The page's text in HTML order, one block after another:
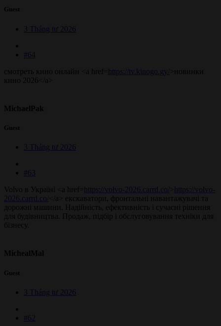
Guest
3 Tháng tư 2026
#64
смотреть кино онлайн <a href=
https://tv.kinogo.gy/
>новинки
кино 2026</a>
MichaelPak
Guest
3 Tháng tư 2026
#63
Volvo в Україні <a href=
https://volvo-2026.carrd.co/
https://volvo-
2026.carrd.co/
</a> екскаватори, фронтальні навантажувачі та
дорожні машини. Надійність, ефективність і сучасні рішення
для будівництва. Продаж, підбір і обслуговування техніки для
бізнесу.
MichealMal
Guest
3 Tháng tư 2026
#62